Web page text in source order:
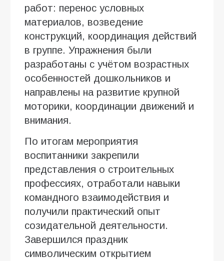
работ: перенос условных
материалов, возведение
конструкций, координация действий
в группе. Упражнения были
разработаны с учётом возрастных
особенностей дошкольников и
направлены на развитие крупной
моторики, координации движений и
внимания.
По итогам мероприятия
воспитанники закрепили
представления о строительных
профессиях, отработали навыки
командного взаимодействия и
получили практический опыт
созидательной деятельности.
Завершился праздник
символическим открытием